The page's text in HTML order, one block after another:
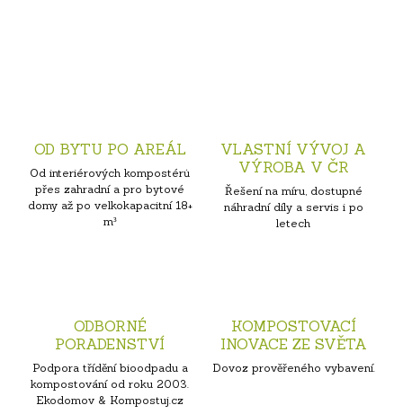
OD BYTU PO AREÁL
Od interiérových kompostérů
přes zahradní a pro bytové
domy až po velkokapacitní 18+
m³
VLASTNÍ VÝVOJ A
VÝROBA V ČR
Řešení na míru, dostupné
náhradní díly a servis i po
letech
ODBORNÉ
PORADENSTVÍ
Podpora třídění bioodpadu a
kompostování od roku 2003.
Ekodomov & Kompostuj.cz
KOMPOSTOVACÍ
INOVACE ZE SVĚTA
Dovoz prověřeného vybavení.